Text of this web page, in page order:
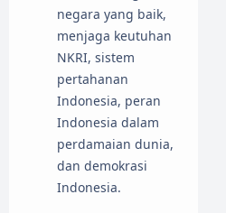
negara yang baik,
menjaga keutuhan
NKRI, sistem
pertahanan
Indonesia, peran
Indonesia dalam
perdamaian dunia,
dan demokrasi
Indonesia.